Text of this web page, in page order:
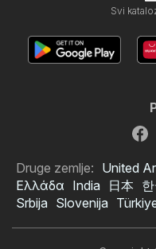
Svi
Druge zemlje: United
Ελλάδα India 日本
Srbija Slovenija